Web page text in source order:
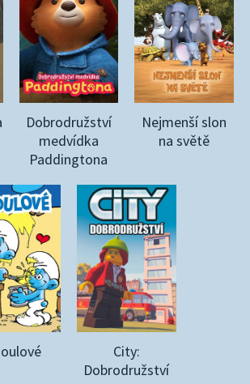
Dobrodružství
medvídka
Paddingtona
Nejmenší slon
na světě
City:
Dobrodružství